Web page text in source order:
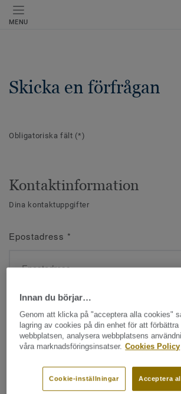
MENU
Skicka en förfrågan
Obligatoriska fält (*)
Kontaktinformation
Dina kontaktuppgifter
Epostadress *
Namn*
Efternamn*
Innan du börjar…
Genom att klicka på "acceptera alla cookies"
lagring av cookies på din enhet för att förbättra
webbplatsen, analysera webbplatsens
våra marknadsföringsinsatser. Cookies Policy
Acceptera
Cookie-inställningar